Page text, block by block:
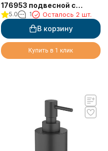
176953 подвесной с
полочкой черный
матовый
5.0 1 Осталось 2 шт.
В корзину
Купить в 1 клик